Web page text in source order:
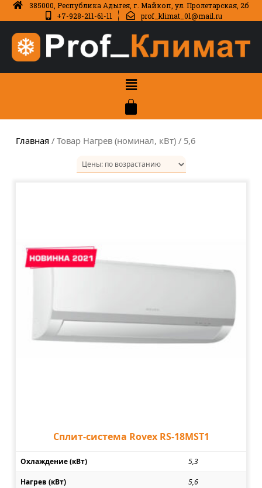
385000, Республика Адыгея, г. Майкоп, ул. Пролетарская, 2б
+7-928-211-61-11
prof_klimat_01@mail.ru
Главная / Товар Нагрев (номинал, кВт) / 5,6
Сплит-система Rovex RS-18MST1
Охлаждение (кВт) 5,3
Нагрев (кВт) 5,6